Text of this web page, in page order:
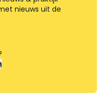
nieuws uit de